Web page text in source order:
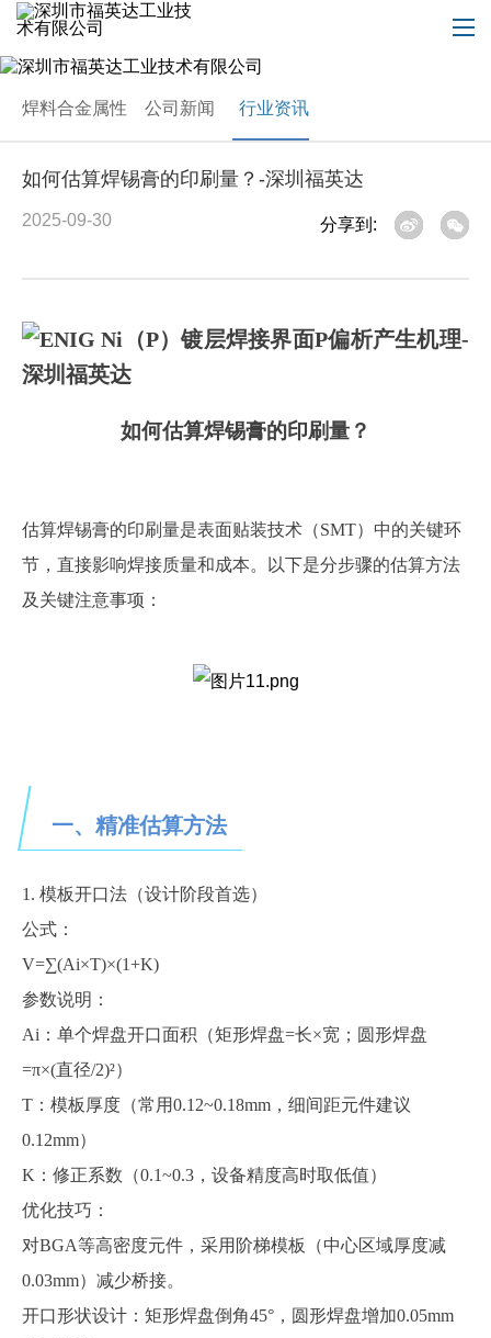
焊料合金属性 公司新闻 行业资讯
如何估算焊锡膏的印刷量？-深圳福英达
2025-09-30 分享到:
如何估算焊锡膏的印刷量？
估算焊锡膏的印刷量是表面贴装技术（SMT）中的关键环
节，直接影响焊接质量和成本。以下是分步骤的估算方法
及关键注意事项：
一、精准估算方法
1. 模板开口法（设计阶段首选）
公式：
V=∑(Ai×T)×(1+K)
参数说明：
Ai：单个焊盘开口面积（矩形焊盘=长×宽；圆形焊盘
=π×(直径/2)²）
T：模板厚度（常用0.12~0.18mm，细间距元件建议
0.12mm）
K：修正系数（0.1~0.3，设备精度高时取低值）
优化技巧：
对BGA等高密度元件，采用阶梯模板（中心区域厚度减
0.03mm）减少桥接。
开口形状设计：矩形焊盘倒角45°，圆形焊盘增加0.05mm